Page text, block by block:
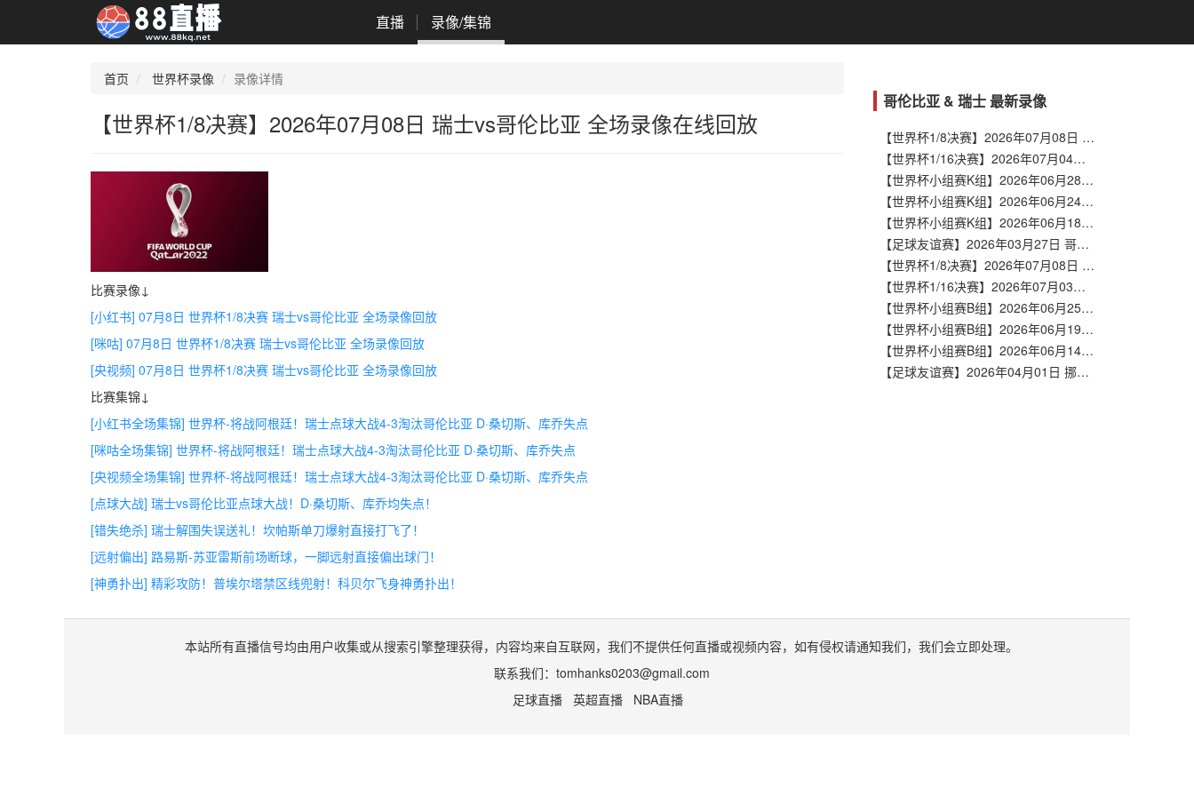
直播 录像/集锦
首页 世界杯录像 录像详情
【世界杯1/8决赛】2026年07月08日 瑞士vs哥伦比亚 全场录像在线回放
比赛录像↓
[小红书] 07月8日 世界杯1/8决赛 瑞士vs哥伦比亚 全场录像回放
[咪咕] 07月8日 世界杯1/8决赛 瑞士vs哥伦比亚 全场录像回放
[央视频] 07月8日 世界杯1/8决赛 瑞士vs哥伦比亚 全场录像回放
比赛集锦↓
[小红书全场集锦] 世界杯-将战阿根廷！瑞士点球大战4-3淘汰哥伦比亚 D·桑切斯、库乔失点
[咪咕全场集锦] 世界杯-将战阿根廷！瑞士点球大战4-3淘汰哥伦比亚 D·桑切斯、库乔失点
[央视频全场集锦] 世界杯-将战阿根廷！瑞士点球大战4-3淘汰哥伦比亚 D·桑切斯、库乔失点
[点球大战] 瑞士vs哥伦比亚点球大战！D·桑切斯、库乔均失点！
[错失绝杀] 瑞士解围失误送礼！坎帕斯单刀爆射直接打飞了！
[远射偏出] 路易斯-苏亚雷斯前场断球，一脚远射直接偏出球门！
[神勇扑出] 精彩攻防！普埃尔塔禁区线兜射！科贝尔飞身神勇扑出！
哥伦比亚 & 瑞士 最新录像
【世界杯1/8决赛】2026年07月08日 瑞士vs哥伦比亚 全场录像在线回放
【世界杯1/16决赛】2026年07月04日 哥伦比亚vs加纳 全场录像在线回放
【世界杯小组赛K组】2026年06月28日 哥伦比亚vs葡萄牙 全场录像在线回放
【世界杯小组赛K组】2026年06月24日 哥伦比亚vs民主刚果 全场录像在线回放
【世界杯小组赛K组】2026年06月18日 乌兹别克斯坦vs哥伦比亚 全场录像在线回放
【足球友谊赛】2026年03月27日 哥伦比亚vs克罗地亚 全场录像在线回放
【世界杯1/8决赛】2026年07月08日 瑞士vs哥伦比亚 全场录像在线回放
【世界杯1/16决赛】2026年07月03日 瑞士vs阿尔及利亚 全场录像在线回放
【世界杯小组赛B组】2026年06月25日 瑞士vs加拿大 全场录像在线回放
【世界杯小组赛B组】2026年06月19日 瑞士vs波黑 全场录像在线回放
【世界杯小组赛B组】2026年06月14日 卡塔尔vs瑞士 全场录像在线回放
【足球友谊赛】2026年04月01日 挪威vs瑞士 全场录像在线回放
本站所有直播信号均由用户收集或从搜索引擎整理获得，内容均来自互联网，我们不提供任何直播或视频内容，如有侵权请通知我们，我们会立即处理。
联系我们： tomhanks0203@gmail.com
足球直播 英超直播 NBA直播